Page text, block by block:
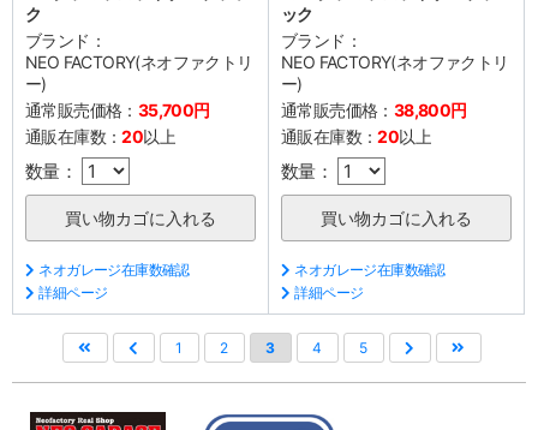
ク
ブランド：
NEO FACTORY(ネオファクトリ
ー)
通常販売価格： 35,700円
通販在庫数：20以上
数量：
ネオガレージ在庫数確認
詳細ページ
ック
ブランド：
NEO FACTORY(ネオファクトリ
ー)
通常販売価格： 38,800円
通販在庫数：20以上
数量：
ネオガレージ在庫数確認
詳細ページ
1 2 3 4 5